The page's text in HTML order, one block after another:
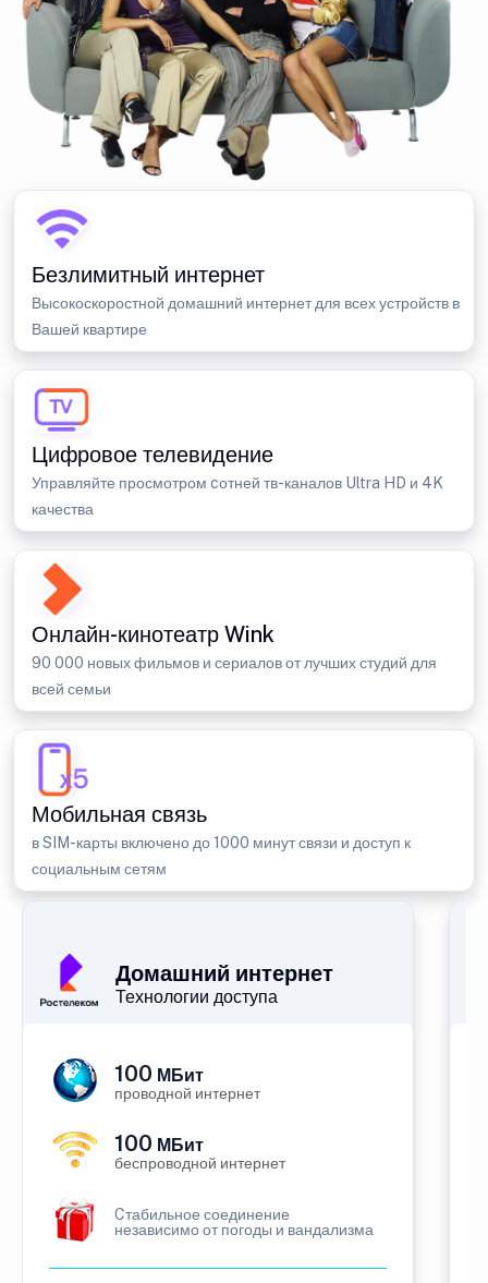
Безлимитный интернет
Высокоскоростной домашний интернет для всех устройств в
Вашей квартире
Цифровое телевидение
Управляйте просмотром cотней тв-каналов Ultra HD и 4K
качества
Онлайн-кинотеатр Wink
90 000 новых фильмов и сериалов от лучших студий для
всей семьи
Мобильная связь
в SIM-карты включено до 1000 минут связи и доступ к
социальным сетям
Домашний интернет
Технологии доступа
100 МБит
проводной интернет
100 МБит
беспроводной интернет
Cтабильное соединение
независимо от погоды и вандализма